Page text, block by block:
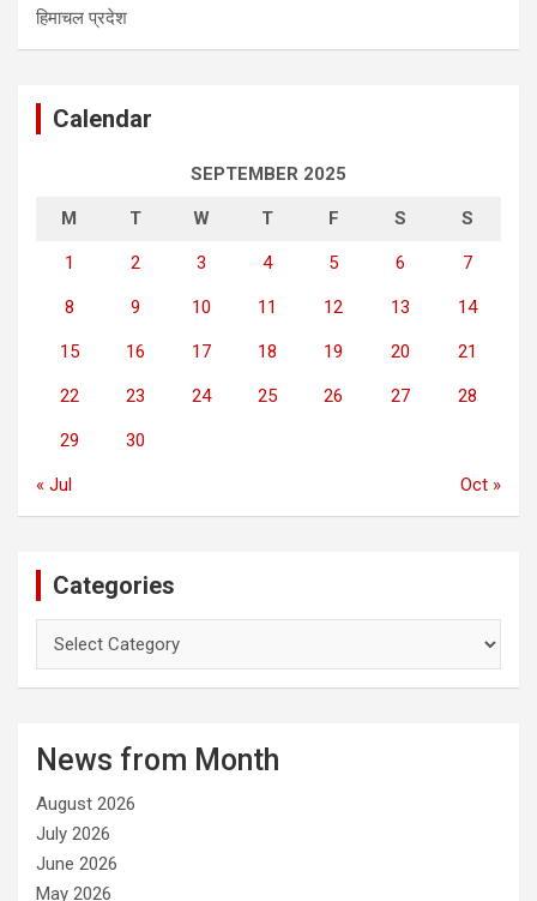
हिमाचल प्रदेश
Calendar
SEPTEMBER 2025
M T W T F S S
1 2 3 4 5 6 7
8 9 10 11 12 13 14
15 16 17 18 19 20 21
22 23 24 25 26 27 28
29 30
« Jul Oct »
Categories
o
i
e
s
News from Month
August 2026
July 2026
June 2026
May 2026